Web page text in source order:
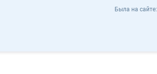
Анна Степанишина ania90 - Отзывы
Была на сайте: